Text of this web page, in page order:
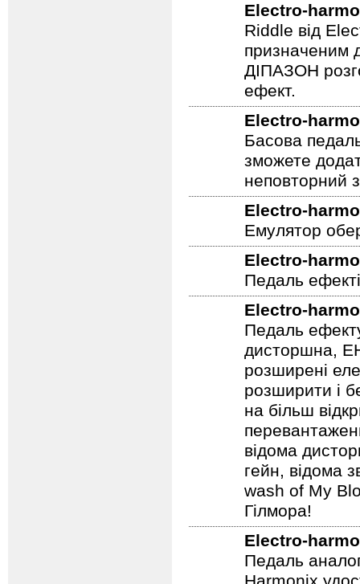
Electro-
Riddle від
призначеним
ДІПАЗОН
ефект.
Electro-
Басова
зможете
неповторний
Electro-
Емулятор
Electro-
Педаль
Electro-
Педаль
дисторшна,
розширені
розширити і
на більш
відома
гейн, відома
wash of My
Гілмора!
Electro-
Педаль